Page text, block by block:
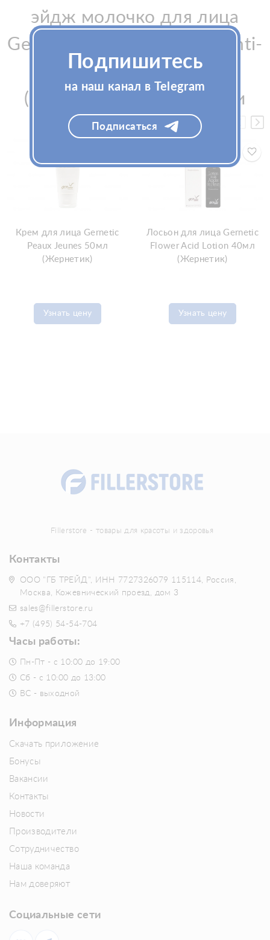
эйдж молочко для лица
Gemmis Lait démaquillant anti-
age à la Perle 250мл
(Джеммис), также купили
Крем для лица Gernetic
Peaux Jeunes 50мл
(Жернетик)
Узнать цену
Лосьон для лица Gernetic
Flower Acid Lotion 40мл
(Жернетик)
Узнать цену
Fillerstore - товары для красоты и здоровья
Контакты
ООО "ГБ ТРЕЙД", ИНН 7727326079 115114, Россия,
Москва, Кожевнический проезд, дом 3
sales@fillerstore.ru
+7 (495) 54-54-704
Часы работы:
Пн-Пт - с 10:00 до 19:00
Сб - с 10:00 до 13:00
ВС - выходной
Информация
Скачать приложение
Бонусы
Вакансии
Контакты
Новости
Производители
Сотрудничество
Наша команда
Нам доверяют
Социальные сети
Подпишитесь
на наш канал в Telegram
Подписаться